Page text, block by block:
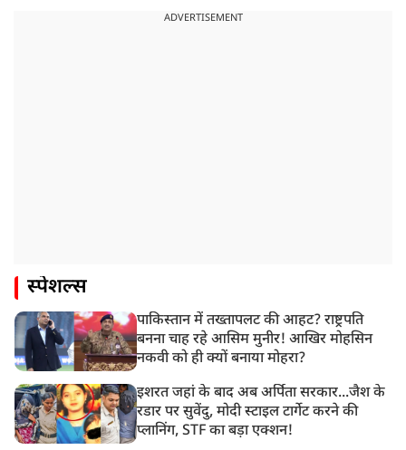
ADVERTISEMENT
स्पेशल्स
पाकिस्तान में तख्तापलट की आहट? राष्ट्रपति
बनना चाह रहे आसिम मुनीर! आखिर मोहसिन
नकवी को ही क्यों बनाया मोहरा?
इशरत जहां के बाद अब अर्पिता सरकार...जैश के
रडार पर सुवेंदु, मोदी स्टाइल टार्गेट करने की
प्लानिंग, STF का बड़ा एक्शन!